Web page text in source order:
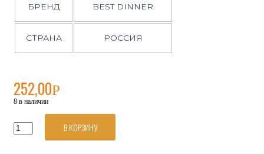
БРЕНД BEST DINNER
СТРАНА РОССИЯ
252,00Р
8 в наличии
Количество
товара
В КОРЗИНУ